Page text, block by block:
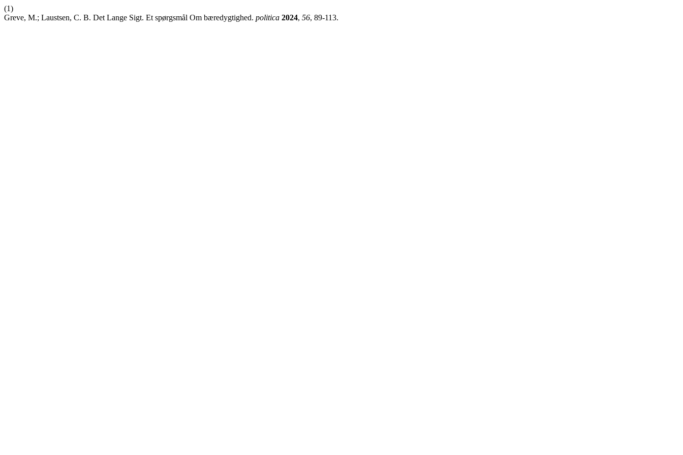
(1)
Greve, M.; Laustsen, C. B. Det Lange Sigt. Et spørgsmål Om bæredygtighed. politica 2024, 56, 89-113.